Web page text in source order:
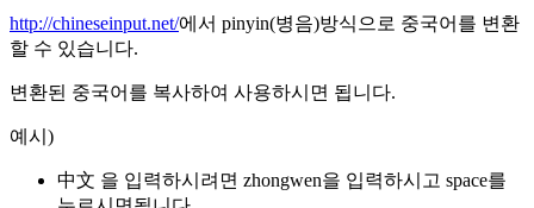
http://chineseinput.net/에서 pinyin(병음)방식으로 중국어를 변환
할 수 있습니다.
변환된 중국어를 복사하여 사용하시면 됩니다.
예시)
中文 을 입력하시려면 zhongwen을 입력하시고 space를